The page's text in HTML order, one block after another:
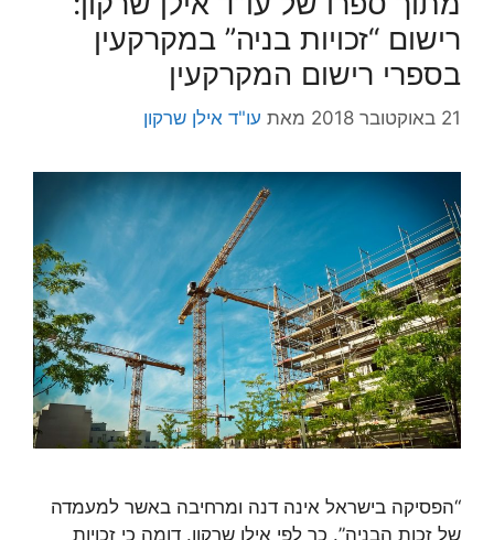
רישום “זכויות בניה” במקרקעין
בספרי רישום המקרקעין
21 באוקטובר 2018 מאת עו"ד אילן שרקון
“הפסיקה בישראל אינה דנה ומרחיבה באשר למעמדה
של זכות הבניה”. כך לפי אילן שרקון. דומה כי זכויות